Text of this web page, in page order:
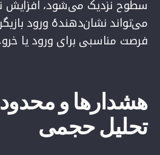
سطوح نزدیک می‌شود، افزایش
می‌تواند نشان‌دهندهٔ ورود
فرصت مناسبی برای ورود یا
هشدارها و
تحلیل حجمی